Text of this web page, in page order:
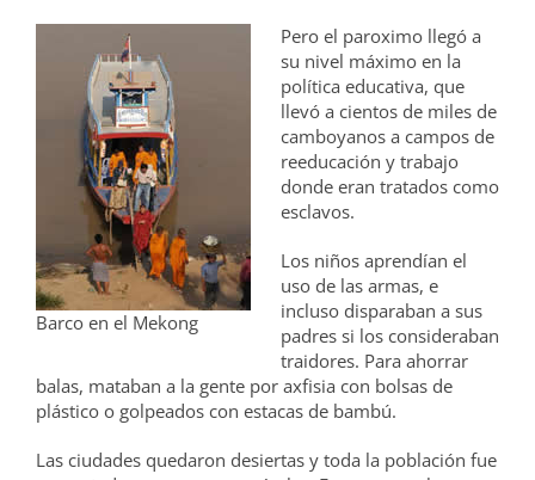
Barco en el Mekong
Pero el paroximo llegó a
su nivel máximo en la
política educativa, que
llevó a cientos de miles de
camboyanos a campos de
reeducación y trabajo
donde eran tratados como
esclavos.
Los niños aprendían el
uso de las armas, e
incluso disparaban a sus
padres si los consideraban
traidores. Para ahorrar
balas, mataban a la gente por axfisia con bolsas de
plástico o golpeados con estacas de bambú.
Las ciudades quedaron desiertas y toda la población fue